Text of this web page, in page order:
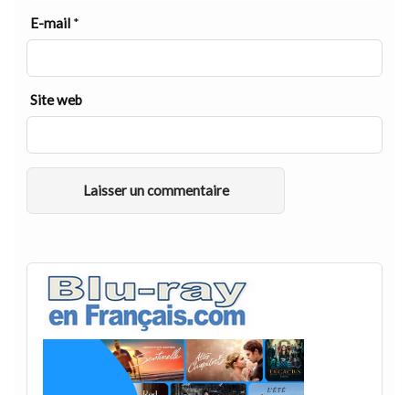
E-mail *
Site web